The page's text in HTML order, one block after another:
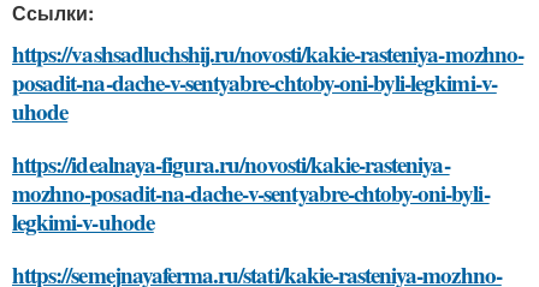
Ссылки:
https://vashsadluchshij.ru/novosti/kakie-rasteniya-mozhno-
posadit-na-dache-v-sentyabre-chtoby-oni-byli-legkimi-v-
uhode
https://idealnaya-figura.ru/novosti/kakie-rasteniya-
mozhno-posadit-na-dache-v-sentyabre-chtoby-oni-byli-
legkimi-v-uhode
https://semejnayaferma.ru/stati/kakie-rasteniya-mozhno-